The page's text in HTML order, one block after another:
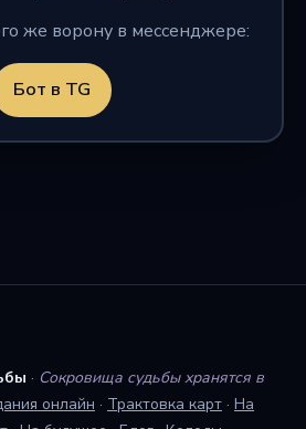
же ворону в мессенджере:
Бот в TG
· Сокровища судьбы хранятся в
онлайн · Трактовка карт · На